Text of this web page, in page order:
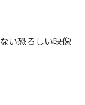
い恐ろしい映像